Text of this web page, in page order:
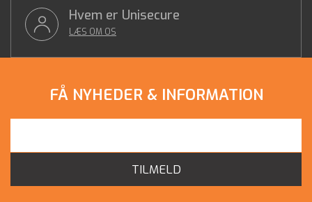
Hvem er Unisecure
LÆS OM OS
FÅ NYHEDER & INFORMATION
TILMELD